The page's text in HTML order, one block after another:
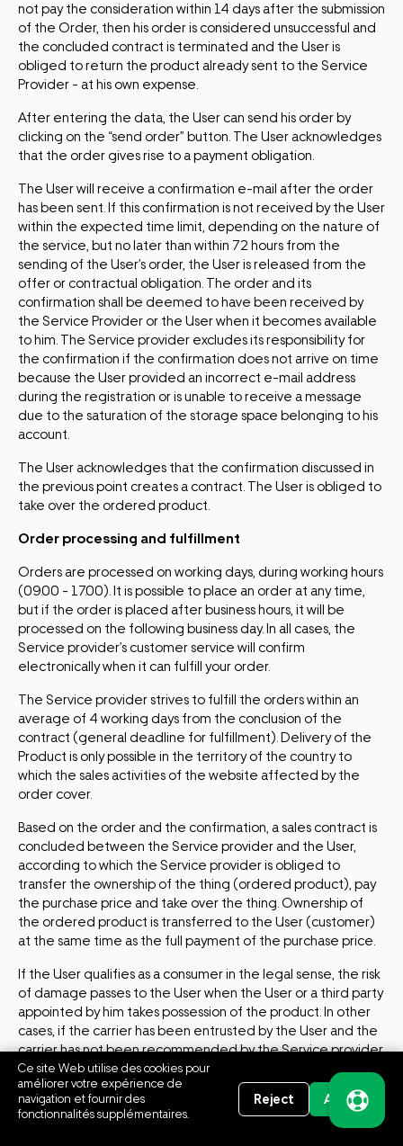
not pay the consideration within 14 days after the submission
of the Order, then his order is considered unsuccessful and
the concluded contract is terminated and the User is
obliged to return the product already sent to the Service
Provider - at his own expense.
After entering the data, the User can send his order by
clicking on the “send order” button. The User acknowledges
that the order gives rise to a payment obligation.
The User will receive a confirmation e-mail after the order
has been sent. If this confirmation is not received by the User
within the expected time limit, depending on the nature of
the service, but no later than within 72 hours from the
sending of the User’s order, the User is released from the
offer or contractual obligation. The order and its
confirmation shall be deemed to have been received by
the Service Provider or the User when it becomes available
to him. The Service provider excludes its responsibility for
the confirmation if the confirmation does not arrive on time
because the User provided an incorrect e-mail address
during the registration or is unable to receive a message
due to the saturation of the storage space belonging to his
account.
The User acknowledges that the confirmation discussed in
the previous point creates a contract. The User is obliged to
take over the ordered product.
Order processing and fulfillment
Orders are processed on working days, during working hours
(09.00 - 17.00). It is possible to place an order at any time,
but if the order is placed after business hours, it will be
processed on the following business day. In all cases, the
Service provider’s customer service will confirm
electronically when it can fulfill your order.
The Service provider strives to fulfill the orders within an
average of 4 working days from the conclusion of the
contract (general deadline for fulfillment). Delivery of the
Product is only possible in the territory of the country to
which the sales activities of the website affected by the
order cover.
Based on the order and the confirmation, a sales contract is
concluded between the Service provider and the User,
according to which the Service provider is obliged to
transfer the ownership of the thing (ordered product), pay
the purchase price and take over the thing. Ownership of
the ordered product is transferred to the User (customer)
at the same time as the full payment of the purchase price.
If the User qualifies as a consumer in the legal sense, the risk
of damage passes to the User when the User or a third party
appointed by him takes possession of the product. In other
cases, if the carrier has been entrusted by the User and the
carrier has not been recommended by the Service provider,
the risk of damage passes to the User already upon delivery
to the carrier.
If the User qualifies as a consumer in the legal sense, unless
Ce site Web utilise des cookies pour
améliorer votre expérience de
navigation et fournir des
fonctionnalités supplémentaires.
Reject Accept